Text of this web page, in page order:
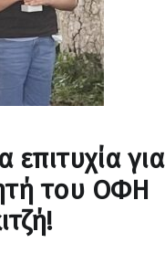
επιτυχία για
του ΟΦΗ